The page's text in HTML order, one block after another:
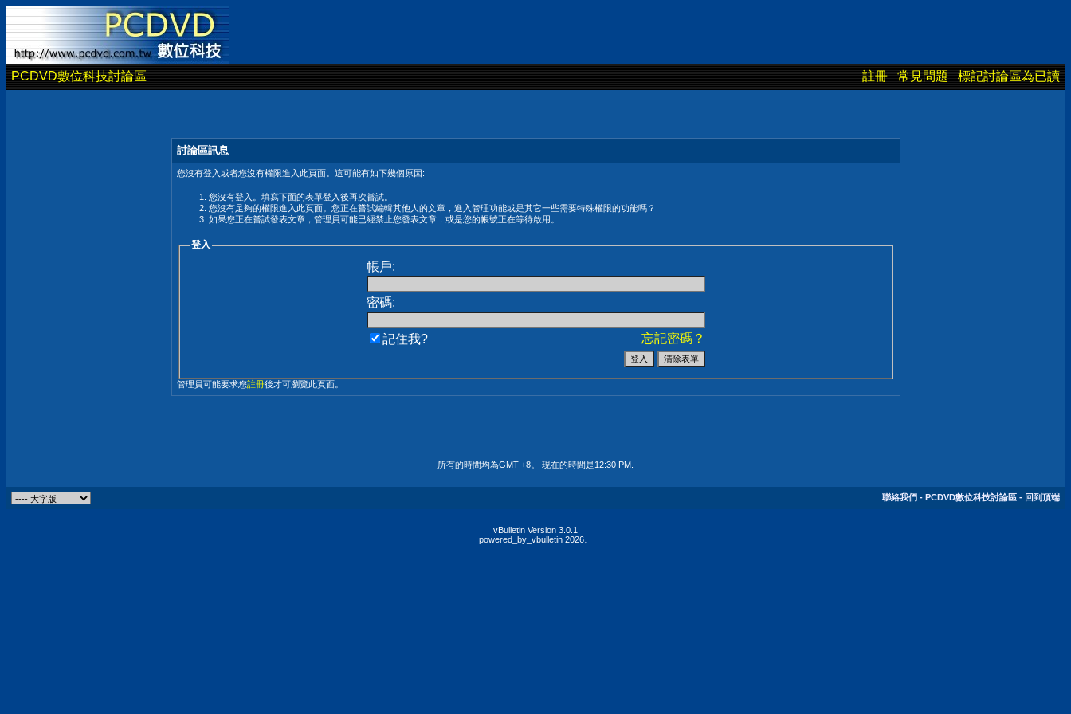
PCDVD數位科技討論區 註冊 常見問題 標記討論區為已讀
討論區訊息
您沒有登入或者您沒有權限進入此頁面。這可能有如下幾個原因:
您沒有登入。填寫下面的表單登入後再次嘗試。
您沒有足夠的權限進入此頁面。您正在嘗試編輯其他人的文章，進入管理功能或是其它一些需要特殊權限的功能嗎？
如果您正在嘗試發表文章，管理員可能已經禁止您發表文章，或是您的帳號正在等待啟用。
登入
帳戶:
密碼:
忘記密碼？
記住我?
管理員可能要求您註冊後才可瀏覽此頁面。
所有的時間均為GMT +8。 現在的時間是12:30 PM
聯絡我們 - PCDVD數位科技討論區 - 回到頂端
vBulletin Version 3.0.1
powered_by_vbulletin 2026。